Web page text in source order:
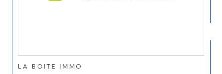
LA BOITE IMMO